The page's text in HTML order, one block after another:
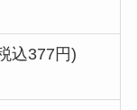
込377円)